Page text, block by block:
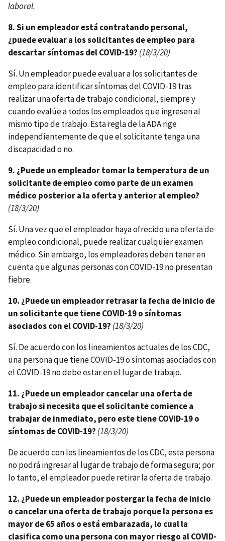
laboral.
8. Si un empleador está contratando personal,
¿puede evaluar a los solicitantes de empleo para
descartar síntomas del COVID-19? (18/3/20)
Sí. Un empleador puede evaluar a los solicitantes de
empleo para identificar síntomas del COVID-19 tras
realizar una oferta de trabajo condicional, siempre y
cuando evalúe a todos los empleados que ingresen al
mismo tipo de trabajo. Esta regla de la ADA rige
independientemente de que el solicitante tenga una
discapacidad o no.
9. ¿Puede un empleador tomar la temperatura de un
solicitante de empleo como parte de un examen
médico posterior a la oferta y anterior al empleo?
(18/3/20)
Sí. Una vez que el empleador haya ofrecido una oferta de
empleo condicional, puede realizar cualquier examen
médico. Sin embargo, los empleadores deben tener en
cuenta que algunas personas con COVID-19 no presentan
fiebre.
10. ¿Puede un empleador retrasar la fecha de inicio de
un solicitante que tiene COVID-19 o síntomas
asociados con el COVID-19? (18/3/20)
Sí. De acuerdo con los lineamientos actuales de los CDC,
una persona que tiene COVID-19 o síntomas asociados con
el COVID-19 no debe estar en el lugar de trabajo.
11. ¿Puede un empleador cancelar una oferta de
trabajo si necesita que el solicitante comience a
trabajar de inmediato, pero este tiene COVID-19 o
síntomas de COVID-19? (18/3/20)
De acuerdo con los lineamientos de los CDC, esta persona
no podrá ingresar al lugar de trabajo de forma segura; por
lo tanto, el empleador puede retirar la oferta de trabajo.
12. ¿Puede un empleador postergar la fecha de inicio
o cancelar una oferta de trabajo porque la persona es
mayor de 65 años o está embarazada, lo cual la
clasifica como una persona con mayor riesgo al COVID-